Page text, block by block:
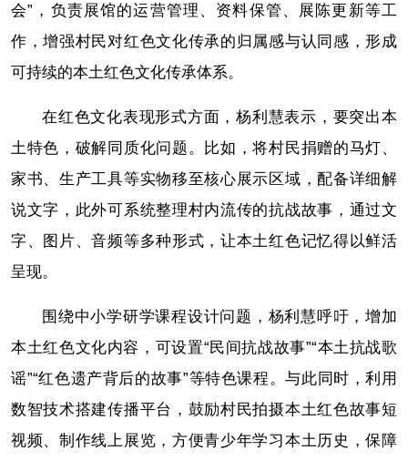
会”，负责展馆的运营管理、资料保管、展陈更新等工
作，增强村民对红色文化传承的归属感与认同感，形成
可持续的本土红色文化传承体系。
在红色文化表现形式方面，杨利慧表示，要突出本
土特色，破解同质化问题。比如，将村民捐赠的马灯、
家书、生产工具等实物移至核心展示区域，配备详细解
说文字，此外可系统整理村内流传的抗战故事，通过文
字、图片、音频等多种形式，让本土红色记忆得以鲜活
呈现。
围绕中小学研学课程设计问题，杨利慧呼吁，增加
本土红色文化内容，可设置“民间抗战故事”“本土抗战歌
谣”“红色遗产背后的故事”等特色课程。与此同时，利用
数智技术搭建传播平台，鼓励村民拍摄本土红色故事短
视频、制作线上展览，方便青少年学习本土历史，保障